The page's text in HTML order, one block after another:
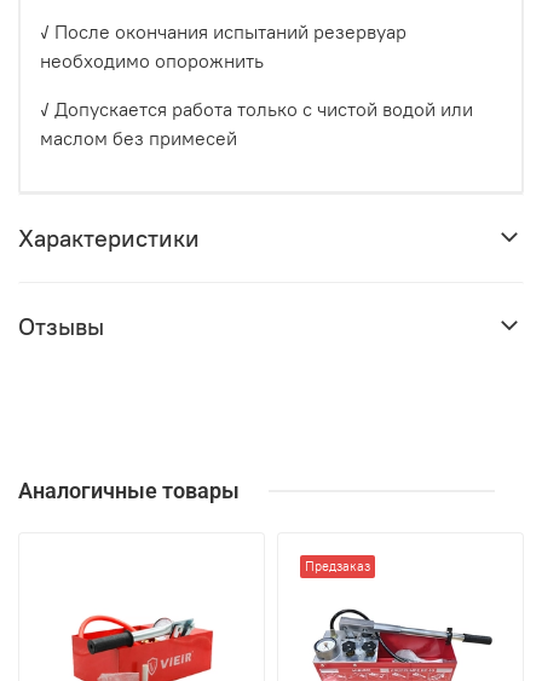
✓ После окончания испытаний резервуар
необходимо опорожнить
✓ Допускается работа только с чистой водой или
маслом без примесей
Характеристики
Отзывы
Аналогичные товары
Предзаказ